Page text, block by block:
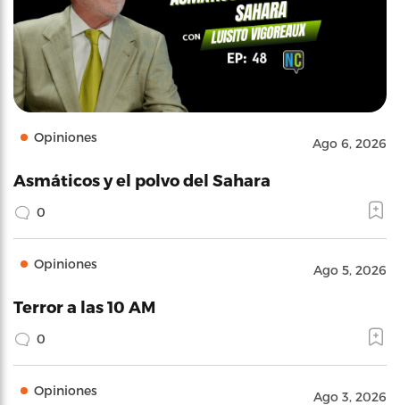
Opiniones Ago 6, 2026
Asmáticos y el polvo del Sahara
0
Opiniones Ago 5, 2026
Terror a las 10 AM
0
Opiniones Ago 3, 2026